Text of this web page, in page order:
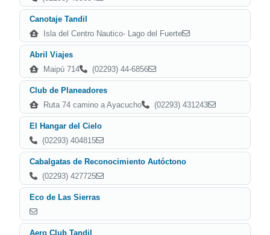
Canotaje Tandil
Isla del Centro Nautico- Lago del Fuerte
Abril Viajes
Maipú 714
(02293) 44-6856
Club de Planeadores
Ruta 74 camino a Ayacucho
(02293) 431243
El Hangar del Cielo
(02293) 404815
Cabalgatas de Reconocimiento Autóctono
(02293) 427725
Eco de Las Sierras
Aero Club Tandil